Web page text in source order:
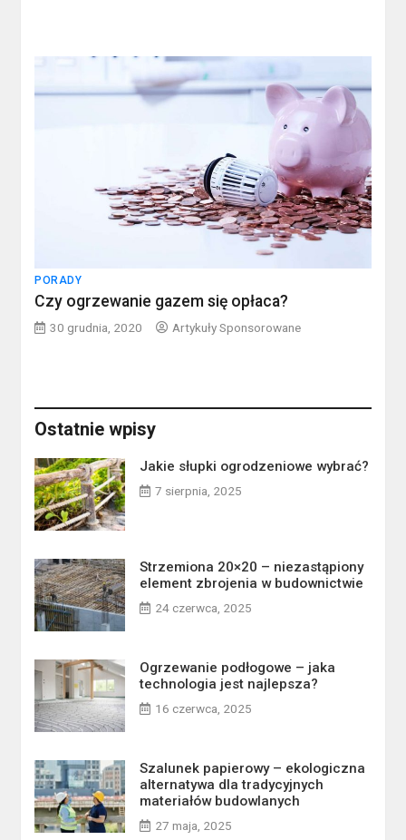
PORADY
Czy ogrzewanie gazem się opłaca?
30 grudnia, 2020 Artykuły Sponsorowane
Ostatnie wpisy
Jakie słupki ogrodzeniowe wybrać?
7 sierpnia, 2025
Strzemiona 20×20 – niezastąpiony
element zbrojenia w budownictwie
24 czerwca, 2025
Ogrzewanie podłogowe – jaka
technologia jest najlepsza?
16 czerwca, 2025
Szalunek papierowy – ekologiczna
alternatywa dla tradycyjnych
materiałów budowlanych
27 maja, 2025